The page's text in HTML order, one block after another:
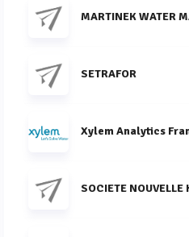
MARTINEK WATER
SETRAFOR
Xylem Analytics
SOCIETE NOUVELLE